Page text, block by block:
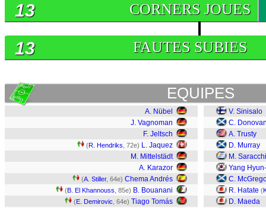
CORNERS JOUES
13
FAUTES SUBIES
13
EQUIPES
A. Nübel
J. Vagnoman
F. Jeltsch
(R. Hendriks , 72e) L. Jaquez
M. Mittelstädt
A. Karazor
(A. Stiller, 64e) Chema Andrés
(B. El Khannouss , 85e) B. Bouanani
(E. Demirovic , 64e) Tiago Tomás
V. Sinisalo
C.
A. Trusty
D. Murray
M. Saracchi
Yang
C.
R. Hatate (
D. Maeda